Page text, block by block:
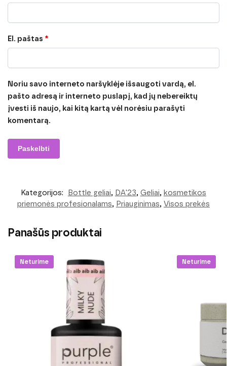
El. paštas *
Noriu savo interneto naršyklėje išsaugoti vardą, el.
pašto adresą ir interneto puslapį, kad jų nebereiktų
įvesti iš naujo, kai kitą kartą vėl norėsiu parašyti
komentarą.
Kategorijos: Bottle geliai, DA'23, Geliai, kosmetikos
priemonės profesionalams, Priauginimas, Visos prekės
Panašūs produktai
Neturime Neturime